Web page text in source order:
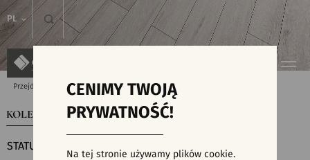
PL
Przejdź do strony głównej Kolekcje
KOLEKCJE WYSZUKIWARKA PŁYTEK
STATUS
CENIMY TWOJĄ
PRYWATNOŚĆ!
Na tej stronie używamy plików cookie.